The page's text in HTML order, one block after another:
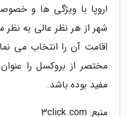
اروپا با ویژگی ها و
شهر از هر نظر عالی به
اقامت آن را انتخاب می
مختصر از بروکسل را
مفید بوده باشد.
منبع: 3click.com